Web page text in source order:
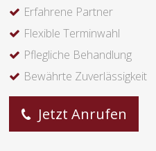
Erfahrene Partner
Flexible Terminwahl
Pflegliche Behandlung
Bewährte Zuverlässigkeit
Jetzt Anrufen